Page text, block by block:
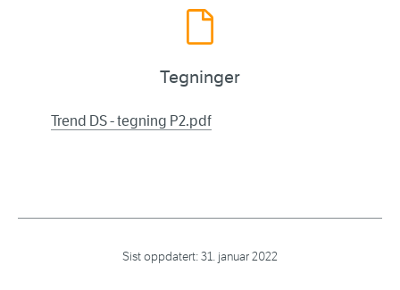
Tegninger
Trend DS - tegning P2.pdf
Sist oppdatert:31. januar 2022